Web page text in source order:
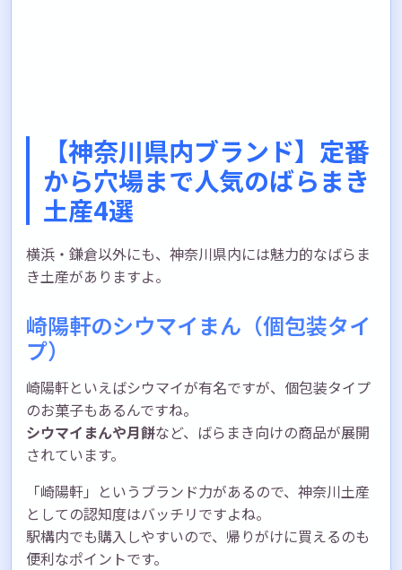
【神奈川県内ブランド】定番
から穴場まで人気のばらまき
土産4選
横浜・鎌倉以外にも、神奈川県内には魅力的なばらま
き土産がありますよ。
崎陽軒のシウマイまん（個包装タイ
プ）
崎陽軒といえばシウマイが有名ですが、個包装タイプ
のお菓子もあるんですね。
シウマイまんや月餅など、ばらまき向けの商品が展開
されています。
「崎陽軒」というブランド力があるので、神奈川土産
としての認知度はバッチリですよね。
駅構内でも購入しやすいので、帰りがけに買えるのも
便利なポイントです。